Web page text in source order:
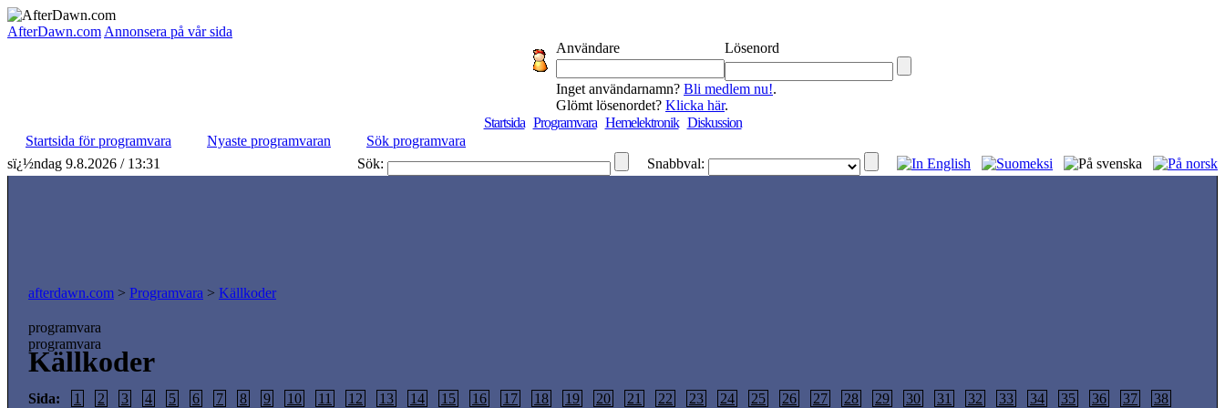
AfterDawn.com Annonsera på vår sida
Användare
Lösenord
Inget användarnamn? Bli medlem nu!.
Glömt lösenordet? Klicka här.
Startsida Programvara Hemelektronik Diskussion
Startsida för programvara
Nyaste programvaran
Sök programvara
sï¿½ndag 9.8.2026 / 13:31
Sök: Snabbval:
afterdawn.com > Programvara > Källkoder
programvara
programvara
Källkoder
Sida: 1 2 3 4 5 6 7 8 9 10 11 12 13 14 15 16 17 18 19 20 21 22 23 24 25 26 27 28 29 30 31 32 33 34 35 36 37
38